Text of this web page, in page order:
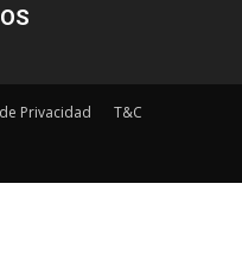
Privacidad T&C